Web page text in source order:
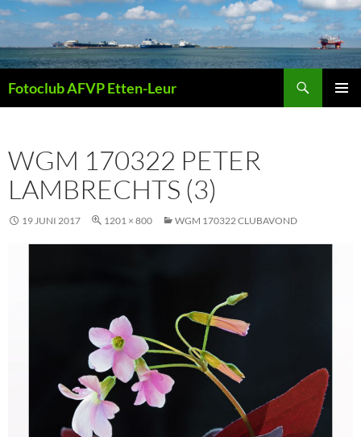
Ga
naar
de
inhoud
Fotoclub AFVP Etten-Leur
WGM 170322 PETER
LAMBRECHTS (3)
19 JUNI 2017 1201 × 800 WGM 170322 CLUBAVOND